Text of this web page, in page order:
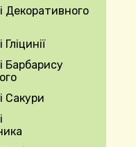
Декоративного
Барбарису
Сакури